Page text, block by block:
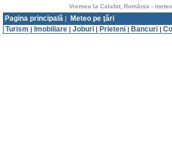
Vremea la Calafat, România -
Pagina principală |
Meteo pe ţări
Turism | Imobiliare | Joburi | Prieteni | Bancuri |